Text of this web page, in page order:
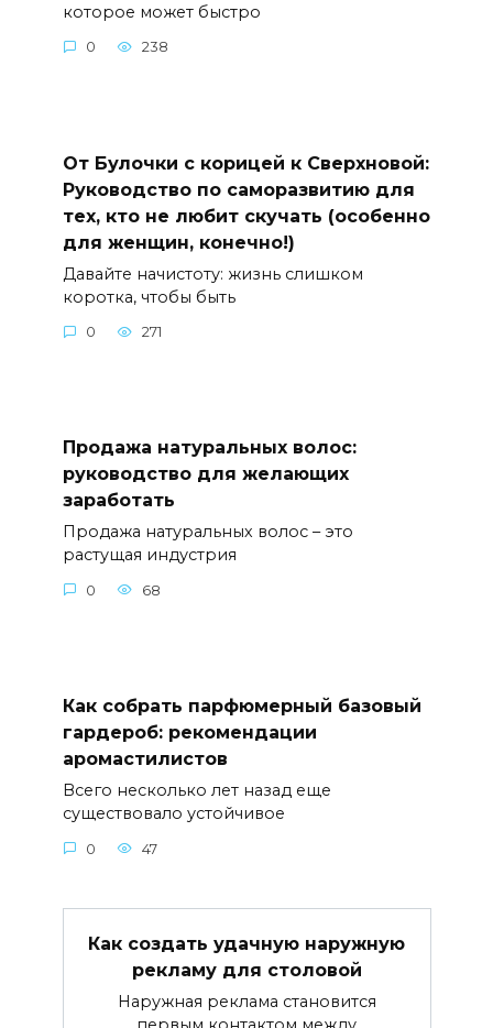
которое может быстро
0 238
От Булочки с корицей к Сверхновой:
Руководство по саморазвитию для
тех, кто не любит скучать (особенно
для женщин, конечно!)
Давайте начистоту: жизнь слишком
коротка, чтобы быть
0 271
Продажа натуральных волос:
руководство для желающих
заработать
Продажа натуральных волос – это
растущая индустрия
0 68
Как собрать парфюмерный базовый
гардероб: рекомендации
аромастилистов
Всего несколько лет назад еще
существовало устойчивое
0 47
Как создать удачную наружную
рекламу для столовой
Наружная реклама становится